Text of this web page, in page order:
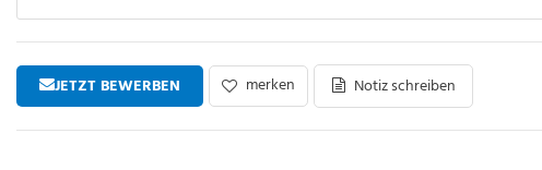
JETZT BEWERBEN merken Notiz schreiben